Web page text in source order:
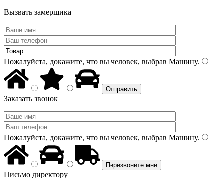
Вызвать замерщика
Пожалуйста, докажите, что вы человек, выбрав Машину.
Заказать звонок
Пожалуйста, докажите, что вы человек, выбрав Машину.
Письмо директору